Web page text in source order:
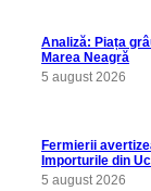
Analiză: Piața
Marea Neagră
5 august 2026
Fermierii
Importurile din
5 august 2026